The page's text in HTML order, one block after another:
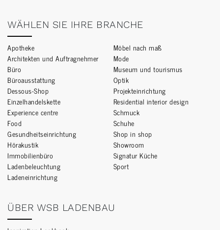
WÄHLEN SIE IHRE BRANCHE
Apotheke
Architekten und Auftragnehmer
Büro
Büroausstattung
Dessous-Shop
Einzelhandelskette
Experience centre
Food
Gesundheitseinrichtung
Hörakustik
Immobilienbüro
Ladenbeleuchtung
Ladeneinrichtung
Möbel nach maß
Mode
Museum und tourismus
Optik
Projekteinrichtung
Residential interior design
Schmuck
Schuhe
Shop in shop
Showroom
Signatur Küche
Sport
ÜBER WSB LADENBAU